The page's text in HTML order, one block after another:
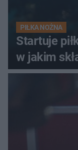
PIŁKA NOŻNA
Startuje
w jakim